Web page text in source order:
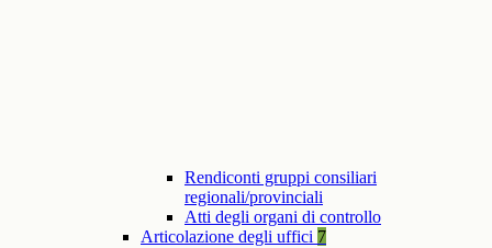
Rendiconti gruppi consiliari
regionali/provinciali
Atti degli organi di controllo
Articolazione degli uffici 7